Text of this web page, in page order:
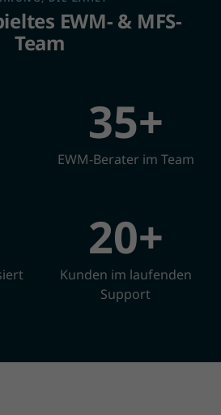
EWM- & MFS-
Team
35+
EWM-Berater im Team
20+
Kunden im laufenden
Support